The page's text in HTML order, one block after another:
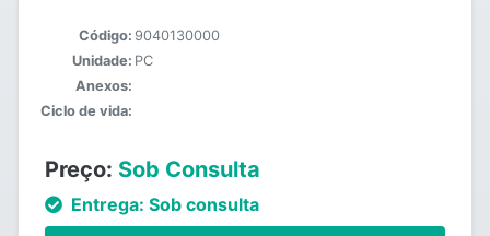
Código: 9040130000
Unidade: PC
Anexos:
Ciclo de vida:
Preço: Sob Consulta
Entrega: Sob consulta